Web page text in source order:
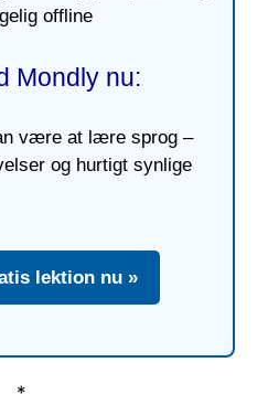
offline
Mondly nu:
være at lære sprog –
og hurtigt synlige
lektion nu »
*